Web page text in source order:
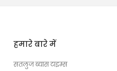
हमारे बारे में
सतलुज ब्यास टाइम्स